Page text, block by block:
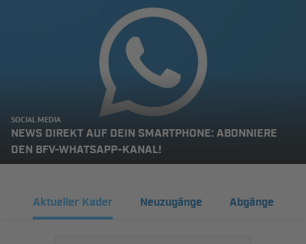
SOCIAL MEDIA
NEWS DIREKT AUF DEIN SMARTPHONE: ABONNIERE
DEN BFV-WHATSAPP-KANAL!
Aktueller Kader Neuzugänge Abgänge